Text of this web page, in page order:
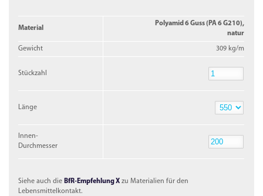
Material
Polyamid 6 Guss (PA 6 G210),
natur
Gewicht 309 kg/m
Stückzahl
Länge
Innen-
Durchmesser
Siehe auch dieBfR-Empfehlung X zu Materialien für den
Lebensmittelkontakt.